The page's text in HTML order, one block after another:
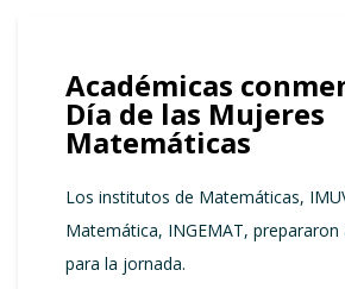
Académicas
Día de las Mujeres
Matemáticas
Los institutos de Matemáticas,
Matemática, INGEMAT, prepararon
para la jornada.